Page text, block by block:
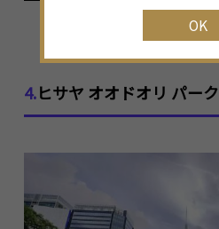
4.ヒサヤ オオドオリ パーク
OK